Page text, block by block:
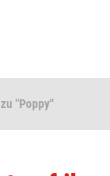
"Poppy"